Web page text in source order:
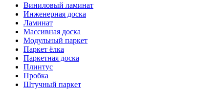
Виниловый ламинат
Инженерная доска
Ламинат
Массивная доска
Модульный паркет
Паркет ёлка
Паркетная доска
Плинтус
Пробка
Штучный паркет